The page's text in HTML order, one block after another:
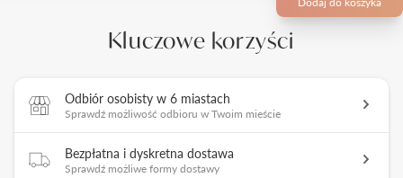
Kluczowe korzyści
Odbiór osobisty w 6 miastach
Sprawdź możliwość odbioru w Twoim mieście
Bezpłatna i dyskretna dostawa
Sprawdź możliwe formy dostawy